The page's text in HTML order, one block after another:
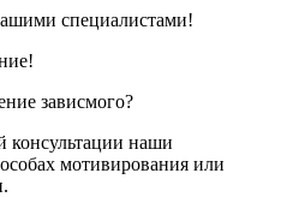
специалистами!
зависмого?
наши
мотивирования или